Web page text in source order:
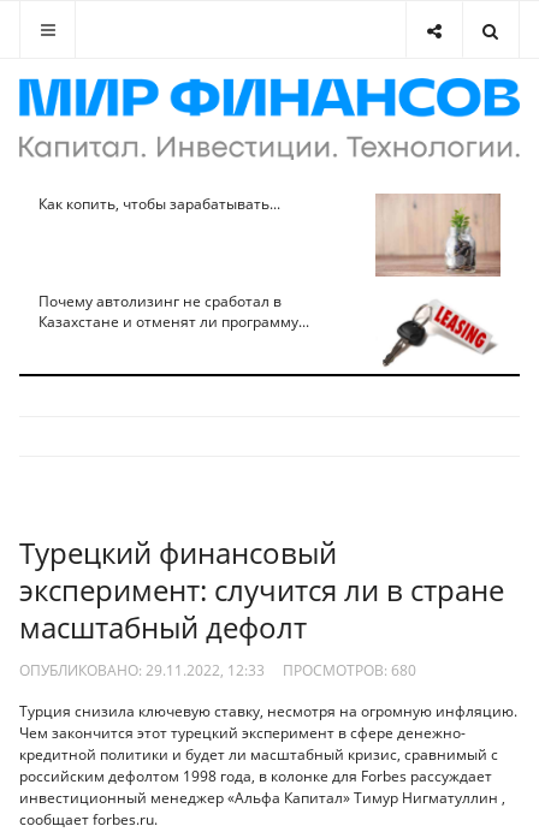
Как копить, чтобы зарабатывать...
Почему автолизинг не сработал в
Казахстане и отменят ли программу...
Турецкий финансовый
эксперимент: случится ли в стране
масштабный дефолт
ОПУБЛИКОВАНО: 29.11.2022, 12:33 ПРОСМОТРОВ: 680
Турция снизила ключевую ставку, несмотря на огромную инфляцию.
Чем закончится этот турецкий эксперимент в сфере денежно-
кредитной политики и будет ли масштабный кризис, сравнимый с
российским дефолтом 1998 года, в колонке для Forbes рассуждает
инвестиционный менеджер «Альфа Капитал» Тимур Нигматуллин ,
сообщает forbes.ru.